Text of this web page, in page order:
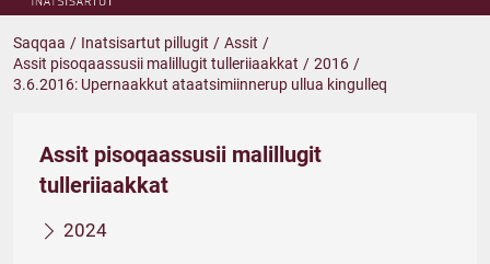
Saqqaa / Inatsisartut pillugit / Assit /
Assit pisoqaassusii malillugit tulleriiaakkat / 2016 /
3.6.2016: Upernaakkut ataatsimiinnerup ullua kingulleq
Assit pisoqaassusii malillugit
tulleriiaakkat
2024